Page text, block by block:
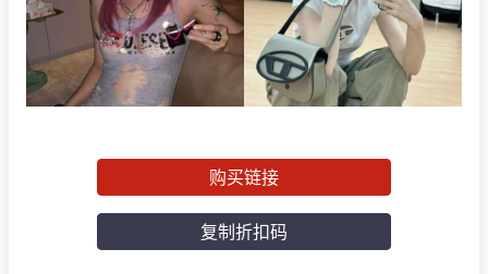
购买链接
复制折扣码